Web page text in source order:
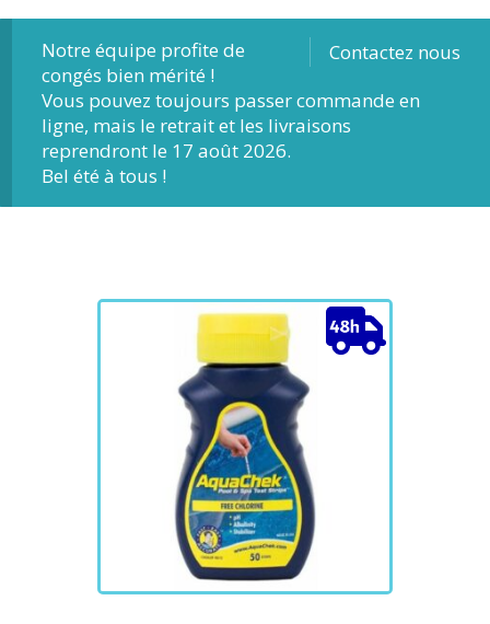
Contactez nous
Notre équipe profite de
congés bien mérité !
Vous pouvez toujours passer commande en
ligne, mais le retrait et les livraisons
reprendront le 17 août 2026.
Bel été à tous !